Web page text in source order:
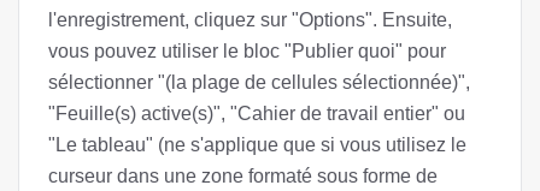
l'enregistrement, cliquez sur "Options". Ensuite,
vous pouvez utiliser le bloc "Publier quoi" pour
sélectionner "(la plage de cellules sélectionnée)",
"Feuille(s) active(s)", "Cahier de travail entier" ou
"Le tableau" (ne s'applique que si vous utilisez le
curseur dans une zone formaté sous forme de